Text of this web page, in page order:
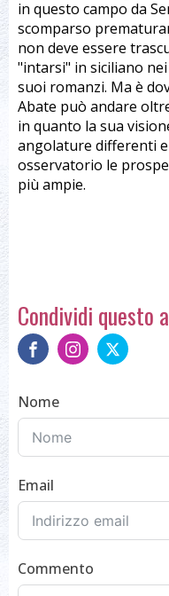
in questo campo da
scomparso
non deve essere
"intarsi" in siciliano
suoi romanzi. Ma è
Abate può andare
in quanto la sua
angolature differenti e
osservatorio le
più ampie.
Condividi questo
Nome
Email
Commento